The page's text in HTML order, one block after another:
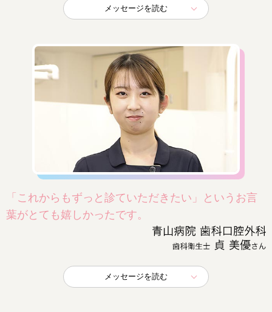
メッセージを読む
「これからもずっと診ていただきたい」というお言
葉がとても嬉しかったです。
メッセージを読む